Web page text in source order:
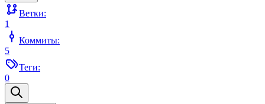
Ветки:
1
Коммиты:
5
Теги:
0